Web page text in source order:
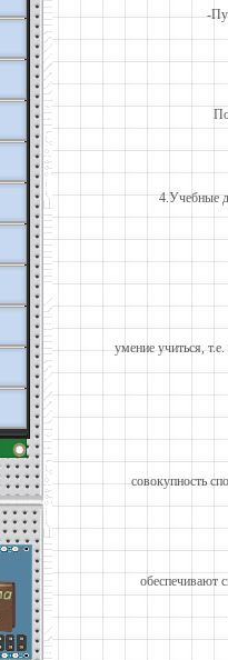
-
4.Учебные
умение учиться,
совокупность
обеспечивают